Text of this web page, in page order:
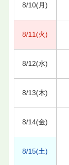
8/10(月)
8/11(火)
8/12(水)
8/13(木)
8/14(金)
8/15(土)